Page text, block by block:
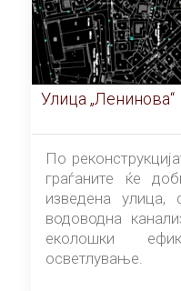
Улица „Ленинова“
По
граѓаните ќе
изведена
водоводна
еколошки
осветлување.